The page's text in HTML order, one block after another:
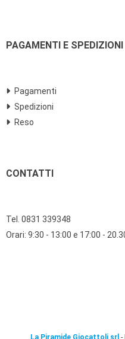
PAGAMENTI E SPEDIZIONI
Pagamenti
Spedizioni
Reso
CONTATTI
Tel. 0831 339348
Orari: 9:30 - 13:00 e 17:00 -